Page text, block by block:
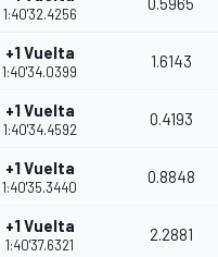
1:40'32.4256
+1 Vuelta
1:40'34.0399
1.6143
+1 Vuelta
1:40'34.4592
0.4193
+1 Vuelta
1:40'35.3440
0.8848
+1 Vuelta
1:40'37.6321
2.2881